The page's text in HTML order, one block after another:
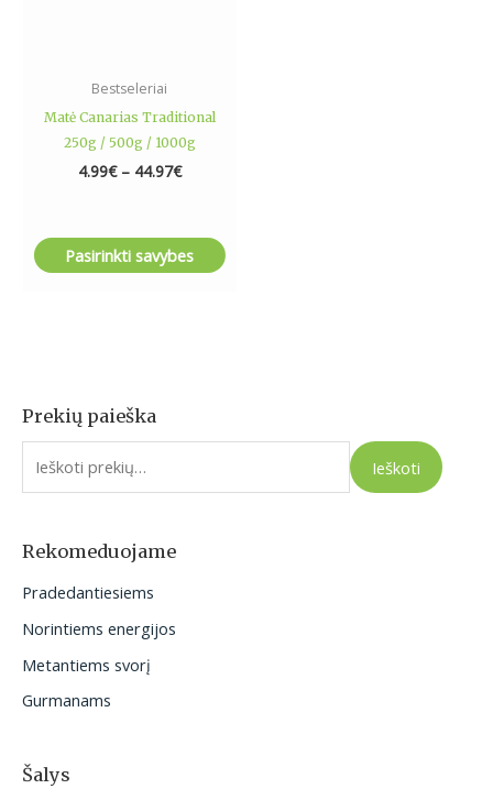
Prekių paieška
I
e
o
:
Ieškoti
Rekomeduojame
Pradedantiesiems
Norintiems energijos
Metantiems svorį
Gurmanams
Šalys
Bestseleriai
Matė Canarias Traditional
250g / 500g / 1000g
4.99€ – 44.97€
Pasirinkti savybes
product
page